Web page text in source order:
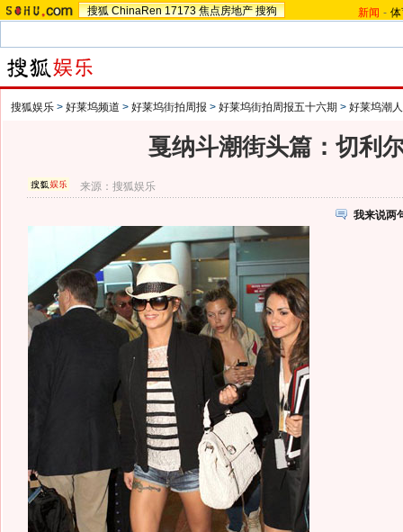
搜狐 ChinaRen 17173 焦点房地产 搜狗 新闻 -
搜狐娱乐 > 好莱坞频道 > 好莱坞街拍周报 > 好莱坞街拍周报五十六期 > 好莱坞潮
戛纳斗潮街头篇：切利
来源：搜狐娱乐
我来说两